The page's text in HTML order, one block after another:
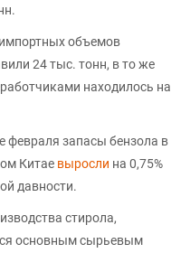
импортных объемов
24 тыс. тонн, в то же
находилось на
февраля запасы бензола в
Китае выросли на 0,75%
давности.
стирола,
основным сырьевым